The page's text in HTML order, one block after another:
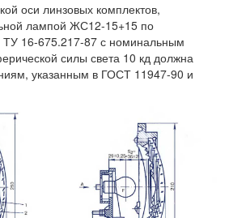
оси линзовых комплектов,
лампой ЖС12-15+15 по
ТУ 16-675.217-87 с номинальным
силы света 10 кд должна
указанным в ГОСТ 11947-90 и